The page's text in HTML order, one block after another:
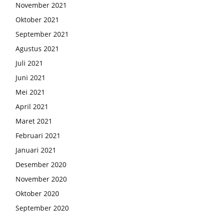
November 2021
Oktober 2021
September 2021
Agustus 2021
Juli 2021
Juni 2021
Mei 2021
April 2021
Maret 2021
Februari 2021
Januari 2021
Desember 2020
November 2020
Oktober 2020
September 2020